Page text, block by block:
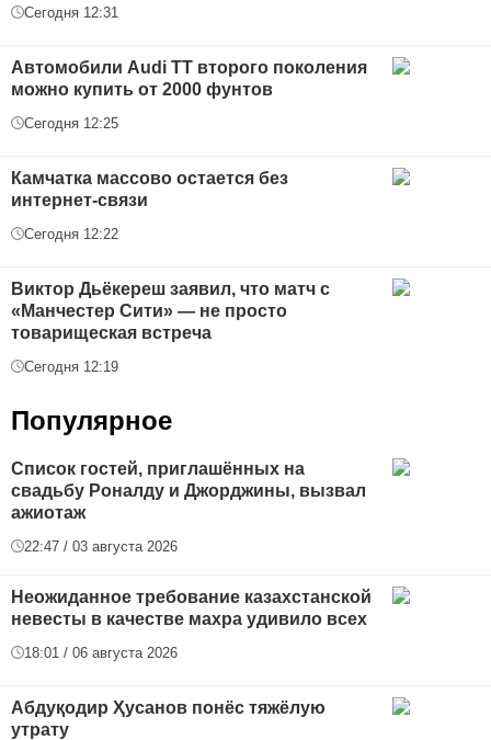
Сегодня 12:31
Автомобили Audi ТТ второго поколения
можно купить от 2000 фунтов
Сегодня 12:25
Камчатка массово остается без
интернет-связи
Сегодня 12:22
Виктор Дьёкереш заявил, что матч с
«Манчестер Сити» — не просто
товарищеская встреча
Сегодня 12:19
Популярное
Список гостей, приглашённых на
свадьбу Роналду и Джорджины, вызвал
ажиотаж
22:47 / 03 августа 2026
Неожиданное требование казахстанской
невесты в качестве махра удивило всех
18:01 / 06 августа 2026
Абдуқодир Ҳусанов понёс тяжёлую
утрату